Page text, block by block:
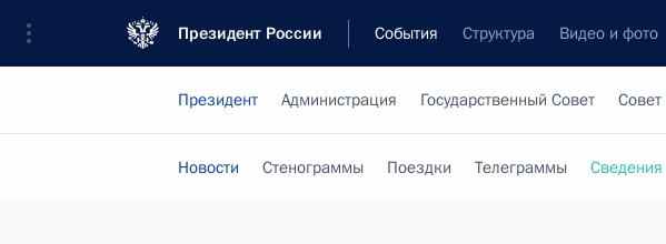
Президент России События Структура Видео и фото
Президент Администрация Государственный Совет Совет
Новости Стенограммы Поездки Телеграммы